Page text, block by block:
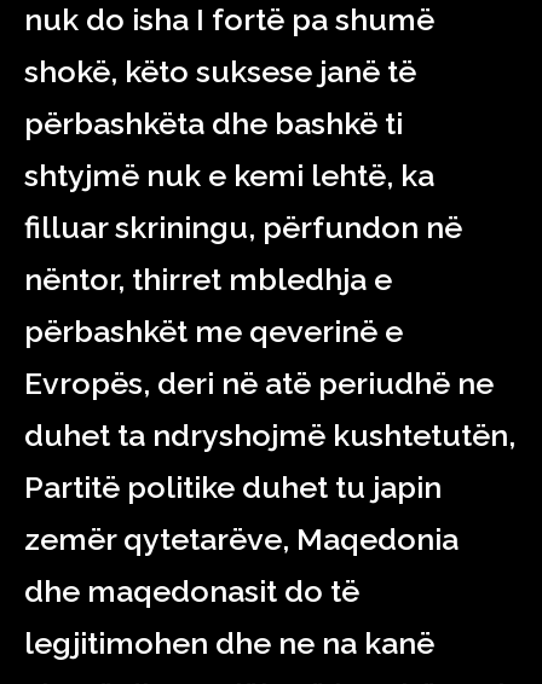
nuk do isha I fortë pa shumë
shokë, këto suksese janë të
përbashkëta dhe bashkë ti
shtyjmë nuk e kemi lehtë, ka
filluar skriningu, përfundon në
nëntor, thirret mbledhja e
përbashkët me qeverinë e
Evropës, deri në atë periudhë ne
duhet ta ndryshojmë kushtetutën,
Partitë politike duhet tu japin
zemër qytetarëve, Maqedonia
dhe maqedonasit do të
legjitimohen dhe ne na kanë